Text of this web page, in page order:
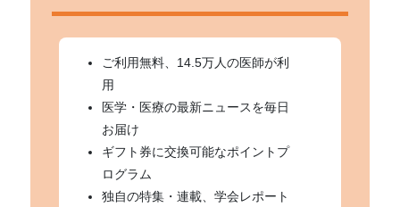
ご利用無料、14.5万人の医師が利
用
医学・医療の最新ニュースを毎日
お届け
ギフト券に交換可能なポイントプ
ログラム
独自の特集・連載、学会レポート